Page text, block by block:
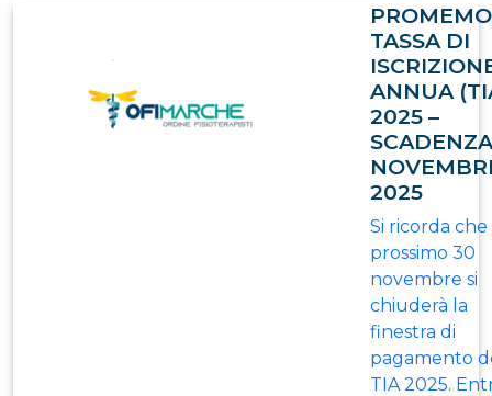
TASSA DI
ANNUA
2025 –
2025
Si ricorda che
prossimo 30
novembre si
chiuderà la
finestra di
pagamento
TIA 2025.